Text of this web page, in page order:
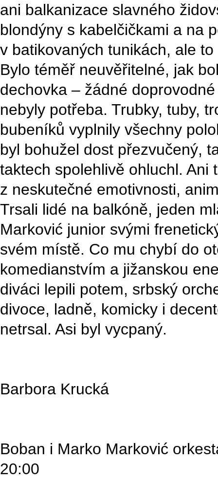
ani balkanizace slavného
blondýny s kabelčičkami a na
v batikovaných tunikách, ale
Bylo téměř neuvěřitelné, jak
dechovka – žádné
nebyly potřeba. Trubky, tuby,
bubeníků vyplnily všechny
byl bohužel dost přezvučený,
taktech spolehlivě ohluchl. Ani
z neskutečné emotivnosti,
Trsali lidé na balkóně, jeden
Marković junior svými
svém místě. Co mu chybí do
komedianstvím a jižanskou
diváci lepili potem, srbský
divoce, ladně, komicky i
netrsal. Asi byl vycpaný.
Barbora Krucká
Boban i Marko Marković
20:00